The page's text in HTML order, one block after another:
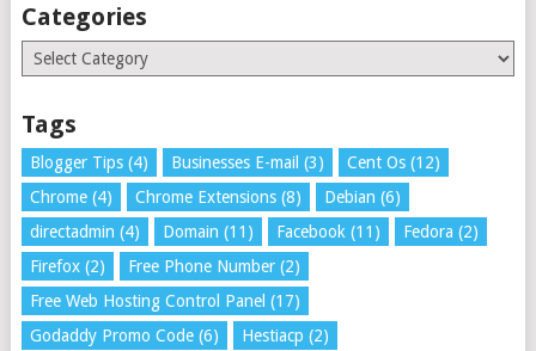
Categories
Categories
Tags
Blogger Tips(4) Businesses E-mail (3) Cent Os(12)
Chrome(4) Chrome Extensions(8) Debian (6)
directadmin (4) Domain (11) Facebook (11) Fedora (2)
Firefox(2) Free Phone Number(2)
Free Web Hosting Control Panel (17)
Godaddy Promo Code(6) Hestiacp (2)